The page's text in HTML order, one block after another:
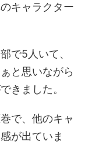
キャラクター
で5人いて、
と思いながら
きました。
で、他のキャ
が出ていま